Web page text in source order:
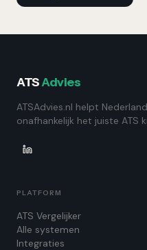
ATSAdvies
ATSAdvies.nl helpt
onafhankelijk het juiste ATS
PLATFORM
ATS Vergelijker
Alle systemen
Integraties